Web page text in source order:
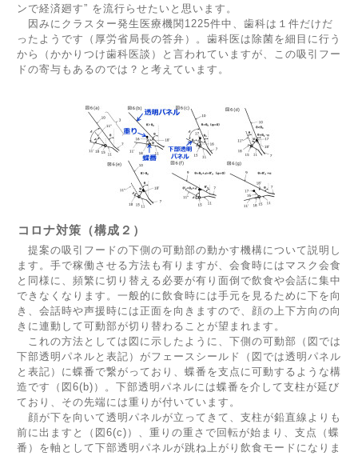
ンで経済廻す” を流行らせたいと思います。
因みにクラスター発生医療機関1225件中、歯科は１件だけだ
ったようです（厚労省局長の答弁）。歯科医は除菌を細目に行う
から（かかりつけ歯科医談）と言われていますが、この吸引フー
ドの寄与もあるのでは？と考えています。
コロナ対策（構成２）
提案の吸引フードの下側の可動部の動かす機構について説明し
ます。手で稼働させる方法も有りますが、会食時にはマスク会食
と同様に、頻繁に切り替える必要が有り面倒で飲食や会話に集中
できなくなります。一般的に飲食時には手元を見るために下を向
き、会話時や声援時には正面を向きますので、顔の上下方向の向
きに連動して可動部が切り替わることが望まれます。
これの方法としては図に示したように、下側の可動部（図では
下部透明パネルと表記）がフェースシールド（図では透明パネル
と表記）に蝶番で繋がっており、蝶番を支点に可動するような構
造です（図6(b)）。下部透明パネルには蝶番を介して支柱が延び
ており、その先端には重りが付いています。
顔が下を向いて透明パネルが立ってきて、支柱が鉛直線よりも
前に出ますと（図6(c)）、重りの重さで回転が始まり、支点（蝶
番）を軸として下部透明パネルが跳ね上がり飲食モードになりま